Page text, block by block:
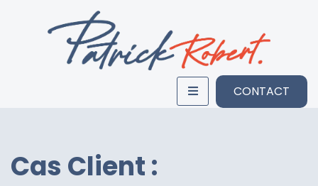
CONTACT
Cas Client :